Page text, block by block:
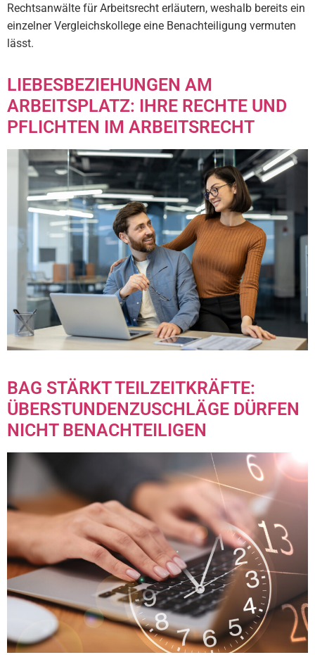
Rechtsanwälte für Arbeitsrecht erläutern, weshalb bereits ein
einzelner Vergleichskollege eine Benachteiligung vermuten
lässt.
LIEBESBEZIEHUNGEN AM
ARBEITSPLATZ: IHRE RECHTE UND
PFLICHTEN IM ARBEITSRECHT
BAG STÄRKT TEILZEITKRÄFTE:
ÜBERSTUNDENZUSCHLÄGE DÜRFEN
NICHT BENACHTEILIGEN